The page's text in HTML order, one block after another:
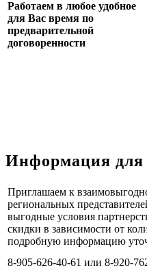
Работаем в любое удобное
для Вас время по
предварительной
договоренности
Информация для
Приглашаем к
региональных
выгодные условия
скидки в зависимости от
подробную информацию
8-905-626-40-61 или 8-920-